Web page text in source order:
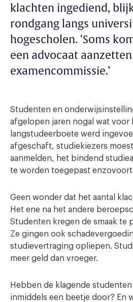
klachten ingediend,
rondgang langs
hogescholen. ‘Soms
een advocaat
examencommissie.’
Studenten en
afgelopen jaren nogal wat voor
langstudeerboete werd
afgeschaft, studiekiezers
aanmelden, het bindend
te worden toegepast
Geen wonder dat het aantal
Het ene na het andere
Studenten kregen de smaak te
Ze gingen ook
studievertraging opliepen.
meer geld dan vroeger.
Hebben de klagende
inmiddels een beetje door? En